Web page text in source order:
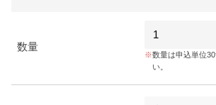
数量
数量は申込単位
い。